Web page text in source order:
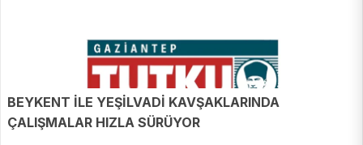
BEYKENT İLE YEŞİLVADİ KAVŞAKLARINDA
ÇALIŞMALAR HIZLA SÜRÜYOR